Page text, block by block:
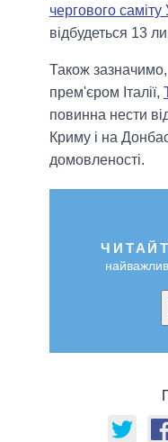
чергового
відбудеться 13
Також зазначимо,
прем'єром Італії,
повинна нести
Криму і на
домовленості.